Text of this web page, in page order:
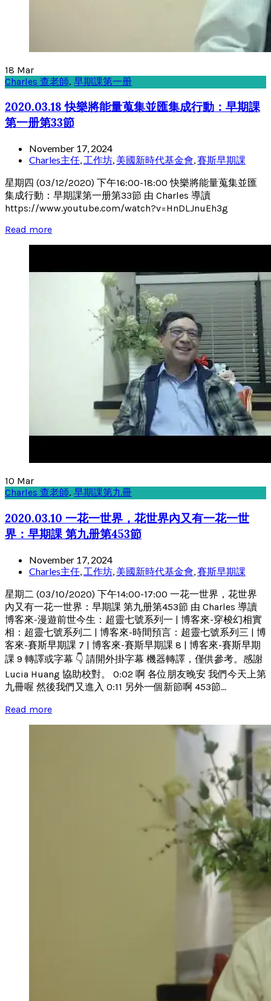
18 Mar
Charles 查老師, 早期課第一册
2020.03.18 快樂將能量蒐集並匯集成行動：早期課
第一册第33節
November 17, 2024
Charles主任, 工作坊, 美國新時代基金會,賽斯早期課
星期四 (03/12/2020) 下午16:00-18:00 快樂將能量蒐集並匯
集成行動：早期課第一册第33節 由 Charles 導讀
https://www.youtube.com/watch?v=HnDLJnuEh3g
Read more
10 Mar
Charles 查老師, 早期課第九冊
2020.03.10 一花一世界，花世界內又有一花一世
界：早期課 第九册第453節
November 17, 2024
Charles主任 工作坊 美國新時代基金會 賽斯早期課
星期二 (03/10/2020) 下午14:00-17:00 一花一世界，花世界
內又有一花一世界：早期課 第九册第453節 由 Charles 導讀
博客來-漫遊前世今生：超靈七號系列一 | 博客來-穿梭幻相實
相：超靈七號系列二 | 博客來-時間預言：超靈七號系列三 | 博
客來-賽斯早期課 7 | 博客來-賽斯早期課 8 | 博客來-賽斯早期
課 9 轉譯或字幕 👇 請開外掛字幕 機器轉譯，僅供參考。感謝
Lucia Huang 協助校對。 0:02 啊 各位朋友晚安 我們今天上第
九冊喔 然後我們又進入 0:11 另外一個新節啊 453節...
Read more